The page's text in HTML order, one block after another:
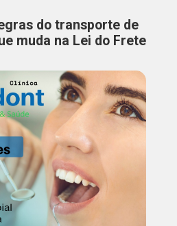
do transporte de
muda na Lei do Frete